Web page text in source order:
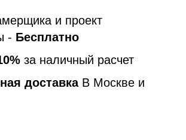
и проект
- Бесплатно
за наличный расчет
доставкаВ Москве и